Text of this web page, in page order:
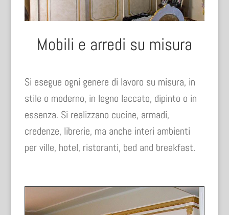
Mobili e arredi su misura
Si esegue ogni genere di lavoro su misura, in
stile o moderno, in legno laccato, dipinto o in
essenza. Si realizzano cucine, armadi,
credenze, librerie, ma anche interi ambienti
per ville, hotel, ristoranti, bed and breakfast.